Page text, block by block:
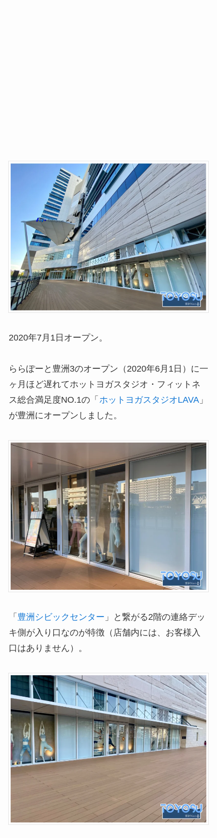
2020年7月1日オープン。
ららぽーと豊洲3のオープン（2020年6月1日）に一
ヶ月ほど遅れてホットヨガスタジオ・フィットネ
ス総合満足度NO.1の「 ホットヨガスタジオLAVA」
が豊洲にオープンしました。
「 豊洲シビックセンター 」と繋がる2階の連絡デッ
キ側が入り口なのが特徴（店舗内には、お客様入
口はありません）。